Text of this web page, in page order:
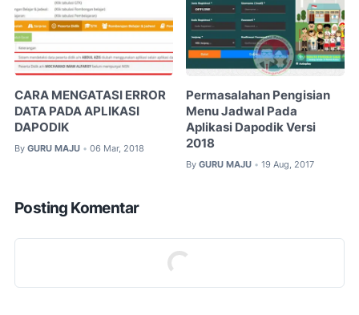
CARA MENGATASI ERROR
DATA PADA APLIKASI
DAPODIK
By GURU MAJU • 06 Mar, 2018
Permasalahan Pengisian
Menu Jadwal Pada
Aplikasi Dapodik Versi
2018
By GURU MAJU • 19 Aug, 2017
Posting Komentar